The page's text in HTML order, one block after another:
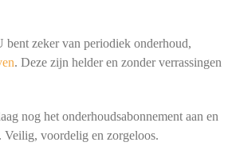
bent zeker van periodiek onderhoud,
. Deze zijn helder en zonder verrassingen
nog het onderhoudsabonnement aan en
voordelig en zorgeloos.